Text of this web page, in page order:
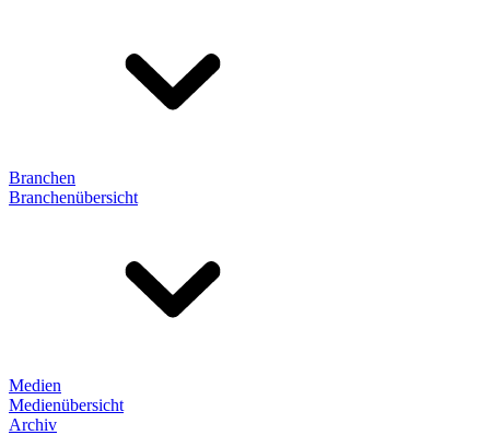
Branchen
Branchenübersicht
Medien
Medienübersicht
Archiv